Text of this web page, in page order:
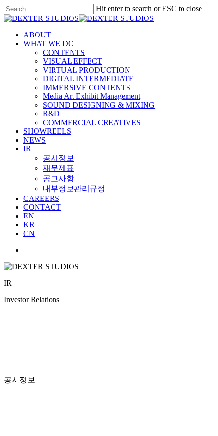
Hit enter to search or ESC to close
ABOUT
WHAT WE DO
CONTENTS
VISUAL EFFECT
VIRTUAL PRODUCTION
DIGITAL INTERMEDIATE
IMMERSIVE CONTENTS
Media Art Exhibit Management
SOUND DESIGNING & MIXING
R&D
COMMERCIAL CREATIVES
SHOWREELS
NEWS
IR
공시정보
재무제표
공고사항
내부정보관리규정
CAREERS
CONTACT
EN
KR
CN
IR
Investor Relations
공시정보